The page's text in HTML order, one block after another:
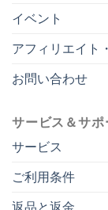
イベント
アフィリエイト
お問い合わせ
サービス＆サポ
サービス
ご利用条件